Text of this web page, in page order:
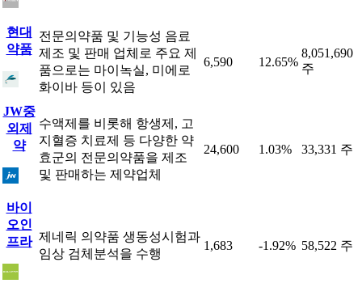
현대
약품
전문의약품 및 기능성 음료
제조 및 판매 업체로 주요 제
품으로는 마이녹실, 미에로
화이바 등이 있음
6,590 12.65%
8,051,690
주
JW중
외제
약
수액제를 비롯해 항생제, 고
지혈증 치료제 등 다양한 약
효군의 전문의약품을 제조
및 판매하는 제약업체
24,600 1.03% 33,331 주
바이
오인
프라 제네릭 의약품 생동성시험과
임상 검체분석을 수행
1,683 -1.92% 58,522 주